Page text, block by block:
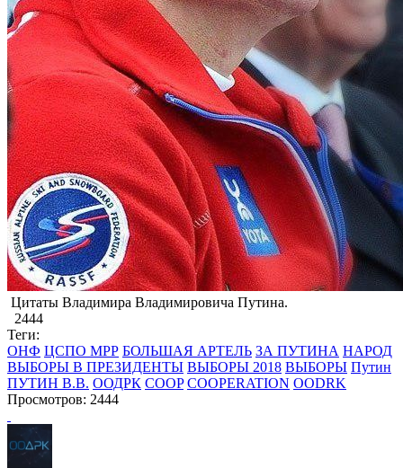
​Цитаты Владимира Владимировича Путина.
2444
Теги:
ОНФ ЦСПО МРР БОЛЬШАЯ АРТЕЛЬ ЗА ПУТИНА НАРОД
ВЫБОРЫ В ПРЕЗИДЕНТЫ ВЫБОРЫ 2018 ВЫБОРЫ Путин
ПУТИН В.В. ООДРК COOP COOPERATION OODRK
Просмотров: 2444